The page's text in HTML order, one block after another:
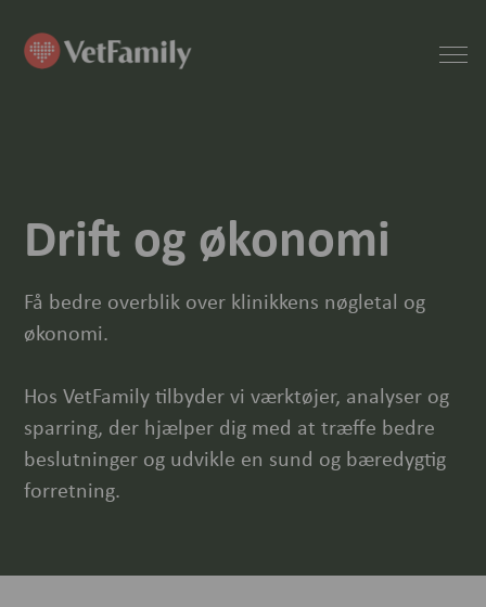
Drift og økonomi
Få bedre overblik over klinikkens nøgletal og
økonomi.
Hos VetFamily tilbyder vi værktøjer, analyser og
sparring, der hjælper dig med at træffe bedre
beslutninger og udvikle en sund og bæredygtig
forretning.